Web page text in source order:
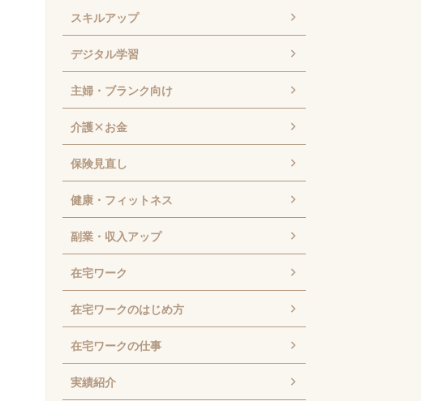
スキルアップ
デジタル学習
主婦・ブランク向け
介護×お金
保険見直し
健康・フィットネス
副業・収入アップ
在宅ワーク
在宅ワークのはじめ方
在宅ワークの仕事
実績紹介